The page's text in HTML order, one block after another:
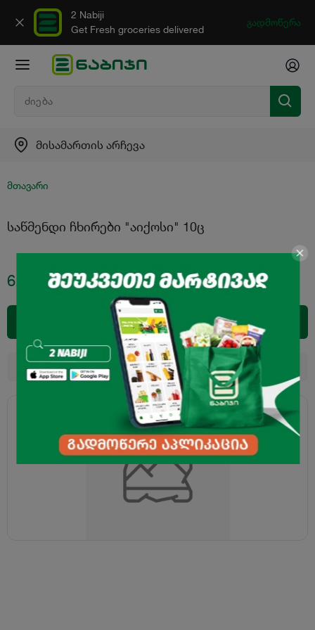
2 Nabiji
Get Fresh groceries delivered
გადმოწერა
მისამართის არჩევა
მთავარი
საწმენდი ჩხირები "აიქოსი" 10ც
6.00 ₾
დამატება